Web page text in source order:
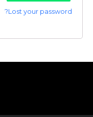
Lost your password?